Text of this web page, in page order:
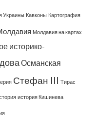
Украины Кавконы Картография
Молдавия на картах
историко-
Османская
Стефан III Тирас
история Кишинева